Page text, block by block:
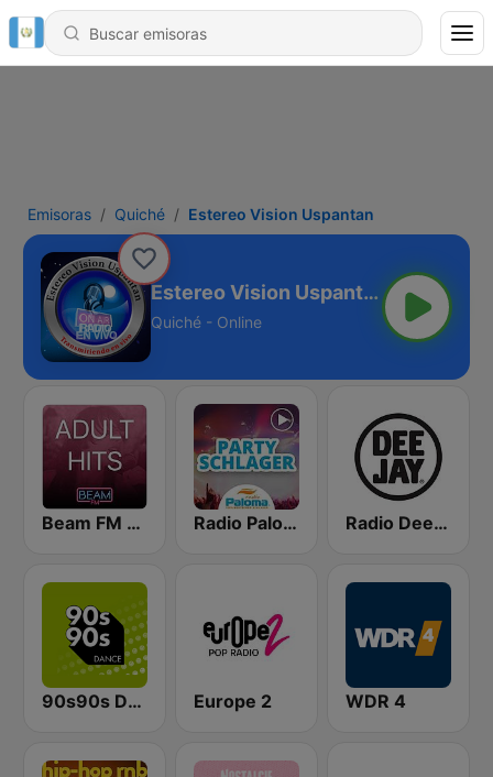
Emisoras Quiché Estereo Vision Uspantan
Estereo Vision Uspantan
Quiché - Online
Beam FM - Adult Hits Radio Paloma Partyschlager Radio Deejay
90s90s Dance Europe 2 WDR 4